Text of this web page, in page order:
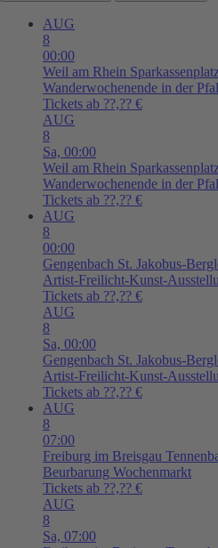
AUG
8
00:00
Weil am Rhein
Wanderwochenende in der
Tickets ab ??,?? €
AUG
8
Sa, 00:00
Weil am Rhein
Wanderwochenende in der
Tickets ab ??,?? €
AUG
8
00:00
Gengenbach St. Jakobus-
Artist-Freilicht-Kunst-
Tickets ab ??,?? €
AUG
8
Sa, 00:00
Gengenbach St. Jakobus-
Artist-Freilicht-Kunst-
Tickets ab ??,?? €
AUG
8
07:00
Freiburg im Breisgau
Beurbarung Wochenmarkt
Tickets ab ??,?? €
AUG
8
Sa, 07:00